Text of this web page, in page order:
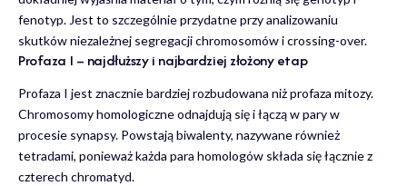
fenotyp. Jest to szczególnie przydatne przy analizowaniu
skutków niezależnej segregacji chromosomów i crossing-over.
Profaza I – najdłuższy i najbardziej złożony etap
Profaza I jest znacznie bardziej rozbudowana niż profaza mitozy.
Chromosomy homologiczne odnajdują się i łączą w pary w
procesie synapsy. Powstają biwalenty, nazywane również
tetradami, ponieważ każda para homologów składa się łącznie z
czterech chromatyd.